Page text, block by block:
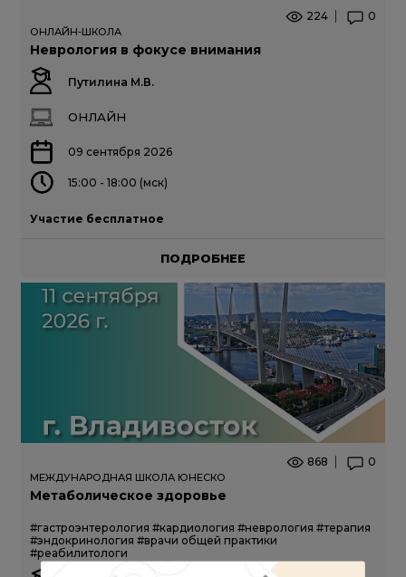
224 0
ОНЛАЙН-ШКОЛА
Неврология в фокусе внимания
Путилина М.В.
ОНЛАЙН
09 сентября 2026
15:00 - 18:00 (мск)
Участие бесплатное
ПОДРОБНЕЕ
868 0
МЕЖДУНАРОДНАЯ ШКОЛА ЮНЕСКО
Метаболическое здоровье
#гастроэнтерология #кардиология #неврология #терапия
#эндокринология #врачи общей практики
#реабилитологи